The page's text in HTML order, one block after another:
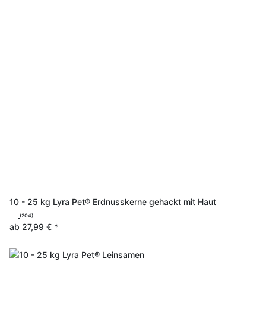
10 - 25 kg Lyra Pet® Erdnusskerne gehackt mit Haut
(204)
ab 27,99 € *